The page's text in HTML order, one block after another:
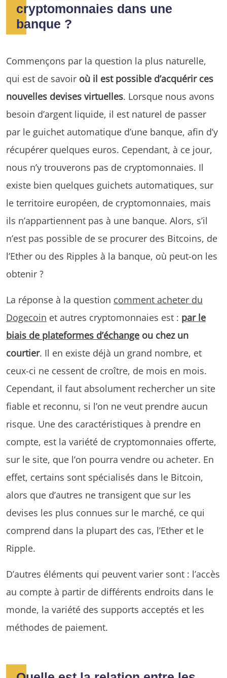
cryptomonnaies dans une
banque ?
Commençons par la question la plus naturelle,
qui est de savoir où il est possible d’acquérir ces
nouvelles devises virtuelles. Lorsque nous avons
besoin d’argent liquide, il est naturel de passer
par le guichet automatique d’une banque, afin d’y
récupérer quelques euros. Cependant, à ce jour,
nous n’y trouverons pas de cryptomonnaies. Il
existe bien quelques guichets automatiques, sur
le territoire européen, de cryptomonnaies, mais
ils n’appartiennent pas à une banque. Alors, s’il
n’est pas possible de se procurer des Bitcoins, de
l’Ether ou des Ripples à la banque, où peut-on les
obtenir ?
La réponse à la question comment acheter du
Dogecoin et autres cryptomonnaies est : par le
biais de plateformes d’échange ou chez un
courtier. Il en existe déjà un grand nombre, et
ceux-ci ne cessent de croître, de mois en mois.
Cependant, il faut absolument rechercher un site
fiable et reconnu, si l’on ne veut prendre aucun
risque. Une des caractéristiques à prendre en
compte, est la variété de cryptomonnaies offerte,
sur le site, que l’on pourra vendre ou acheter. En
effet, certains sont spécialisés dans le Bitcoin,
alors que d’autres ne transigent que sur les
devises les plus connues sur le marché, ce qui
comprend dans la plupart des cas, l’Ether et le
Ripple.
D’autres éléments qui peuvent varier sont : l’accès
au compte à partir de différents endroits dans le
monde, la variété des supports acceptés et les
méthodes de paiement.